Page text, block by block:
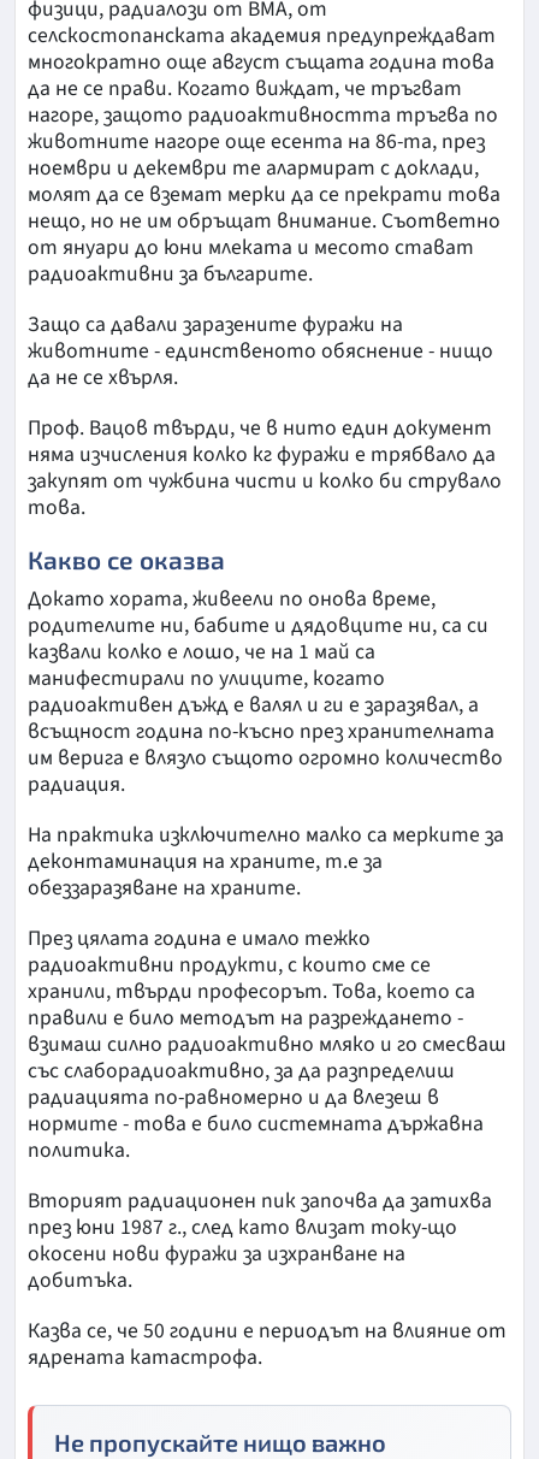
физици, радиалози от ВМА, от
селскостопанската академия предупреждават
многократно още август същата година това
да не се прави. Когато виждат, че тръгват
нагоре, защото радиоактивността тръгва по
животните нагоре още есента на 86-та, през
ноември и декември те алармират с доклади,
молят да се вземат мерки да се прекрати това
нещо, но не им обръщат внимание. Съответно
от януари до юни млеката и месото стават
радиоактивни за българите.
Защо са давали заразените фуражи на
животните - единственото обяснение - нищо
да не се хвърля.
Проф. Вацов твърди, че в нито един документ
няма изчисления колко кг фуражи е трябвало да
закупят от чужбина чисти и колко би струвало
това.
Какво се оказва
Докато хората, живеели по онова време,
родителите ни, бабите и дядовците ни, са си
казвали колко е лошо, че на 1 май са
манифестирали по улиците, когато
радиоактивен дъжд е валял и ги е заразявал, а
всъщност година по-късно през хранителната
им верига е влязло същото огромно количество
радиация.
На практика изключително малко са мерките за
деконтаминация на храните, т.е за
обеззаразяване на храните.
През цялата година е имало тежко
радиоактивни продукти, с които сме се
хранили, твърди професорът. Това, което са
правили е било методът на разреждането -
взимаш силно радиоактивно мляко и го смесваш
със слаборадиоактивно, за да разпределиш
радиацията по-равномерно и да влезеш в
нормите - това е било системната държавна
политика.
Вторият радиационен пик започва да затихва
през юни 1987 г., след като влизат току-що
окосени нови фуражи за изхранване на
добитъка.
Казва се, че 50 години е периодът на влияние от
ядрената катастрофа.
Не пропускайте нищо важно